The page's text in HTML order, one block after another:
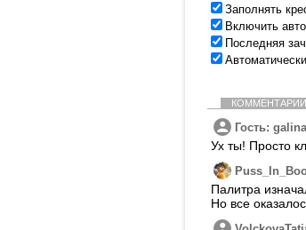
Заполнять
Включить
Последняя
КОММЕНТАРИИ
Гость: galina
Ух ты! Просто
Палитра
Но все